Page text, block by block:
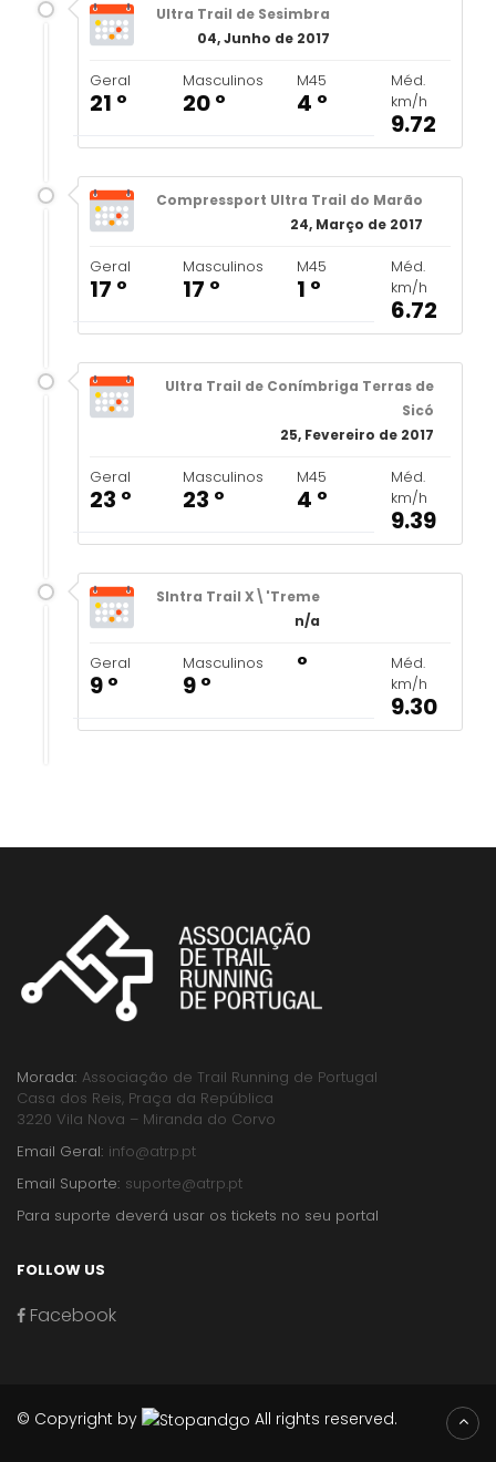
Ultra Trail de Sesimbra
04, Junho de 2017
Geral
21 º
Masculinos
20 º
M45
4 º
Méd.
km/h
9.72
Compressport Ultra Trail do Marão
24, Março de 2017
Geral
17 º
Masculinos
17 º
M45
1 º
Méd.
km/h
6.72
Ultra Trail de Conímbriga Terras de
Sicó
25, Fevereiro de 2017
Geral
23 º
Masculinos
23 º
M45
4 º
Méd.
km/h
9.39
SIntra Trail X\'Treme
n/a
Geral
9 º
Masculinos
9 º
º
Méd.
km/h
9.30
Morada: Associação de Trail Running de Portugal
Casa dos Reis, Praça da República
3220 Vila Nova – Miranda do Corvo
Email Geral: info@atrp.pt
Email Suporte: suporte@atrp.pt
Para suporte deverá usar os tickets no seu portal
FOLLOW US
Facebook
© Copyright by All rights reserved.